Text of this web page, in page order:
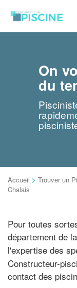
On
du
Accueil > Trouver un
Chalais
Pour toutes
département de la
l'expertise des
Constructeur-
contact des